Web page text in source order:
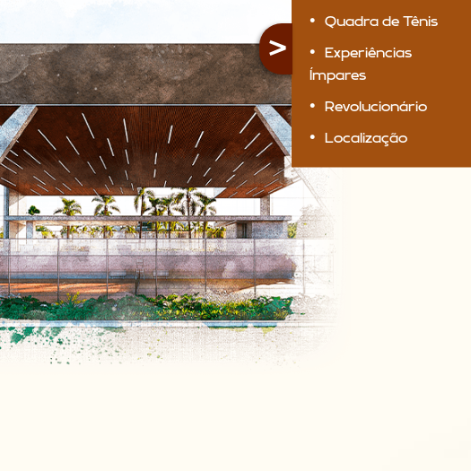
>
Quadra de Tênis
Experiências
Ímpares
Revolucionário
Localização